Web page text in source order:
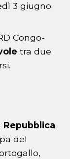
3 giugno
Congo-
tra due
Repubblica
del